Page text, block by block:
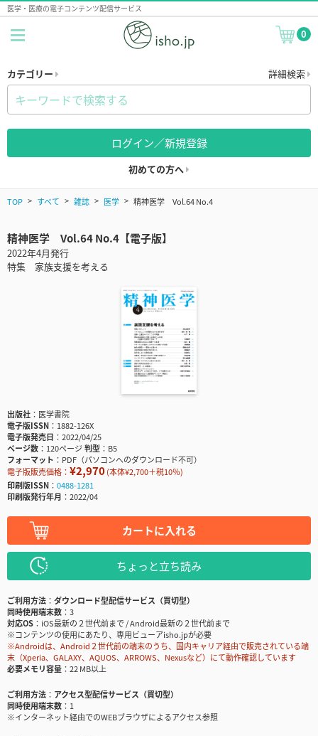
医学・医療の電子コンテンツ配信サービス
0
カテゴリー 詳細検索
ログイン／新規登録
初めての方へ
TOP すべて 雑誌 医学 精神医学 Vol.64 No.4
精神医学 Vol.64 No.4【電子版】
2022年4月発行
特集 家族支援を考える
出版社
医学書院
電子版ISSN
1882-126X
電子版発売日
2022/04/25
ページ数
120ページ判型
B5
フォーマット
PDF（パソコンへのダウンロード不可）
電子版販売価格： ¥2,970(本体¥2,700＋税10％)
印刷版ISSN
0488-1281
印刷版発行年月
2022/04
カートに入れる
ちょっと立ち読み
ご利用方法
ダウンロード型配信サービス（買切型）
同時使用端末数
3
対応OS
iOS最新の２世代前まで / Android最新の２世代前まで
※コンテンツの使用にあたり、専用ビューアisho.jpが必要
※Androidは、Android２世代前の端末のうち、国内キャリア経由で販売されている端
末（Xperia、GALAXY、AQUOS、ARROWS、Nexusなど）にて動作確認しています
必要メモリ容量
22 MB以上
ご利用方法
アクセス型配信サービス（買切型）
同時使用端末数
1
※インターネット経由でのWEBブラウザによるアクセス参照